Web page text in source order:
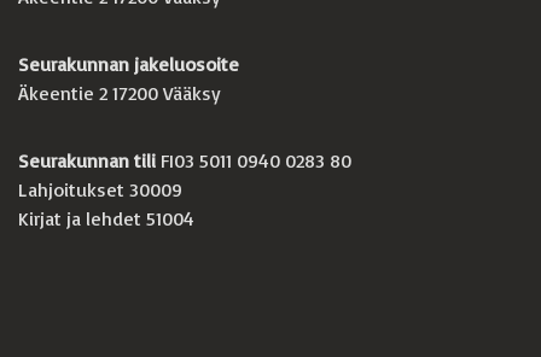
Seurakunnan jakeluosoite
Äkeentie 2 17200 Vääksy
Seurakunnan tili FI03 5011 0940 0283 80
Lahjoitukset 30009
Kirjat ja lehdet 51004